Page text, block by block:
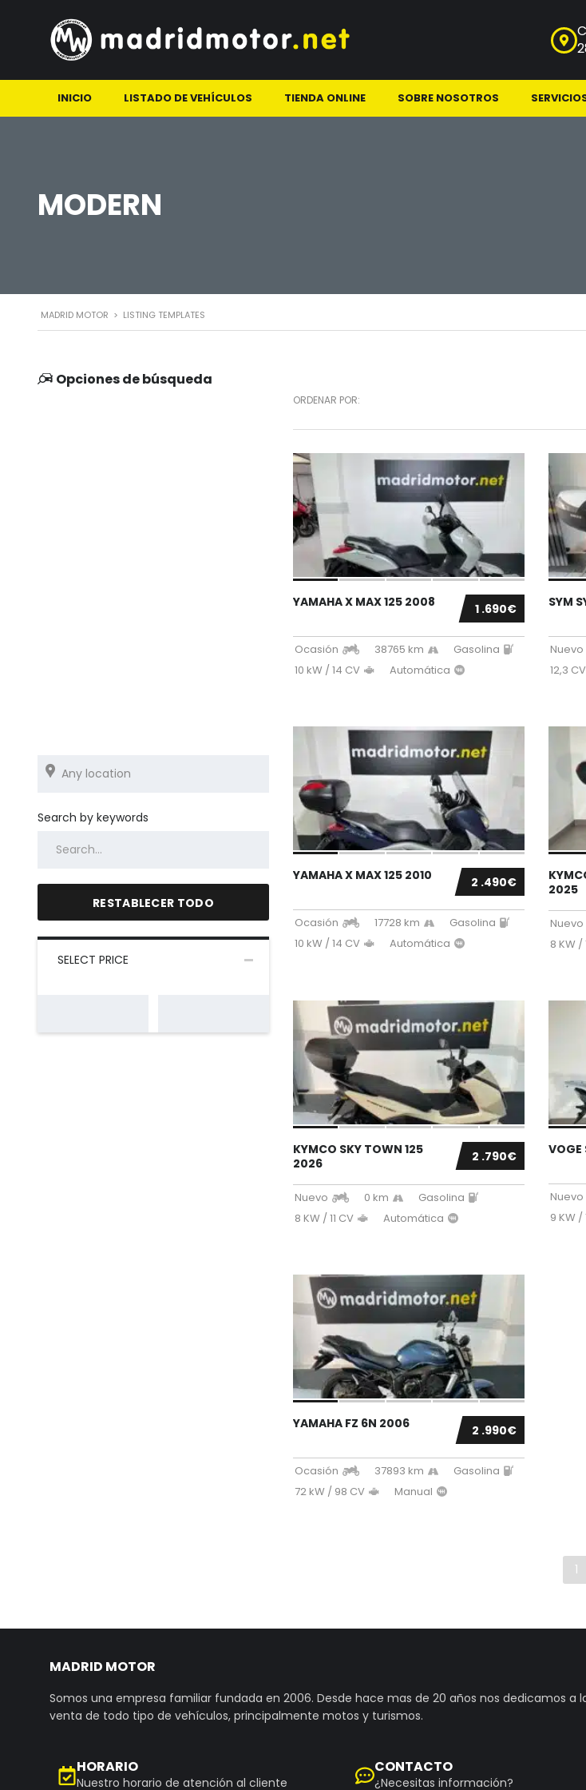
INICIO LISTADO DE VEHÍCULOS TIENDA ONLINE SOBRE NOSOTROS
MODERN
MADRID MOTOR > LISTING TEMPLATES
Opciones de búsqueda
Search by keywords
RESTABLECER TODO
SELECT PRICE
ORDENAR POR:
1 .690€
YAMAHA X MAX 125 2008
Ocasión 38765 km
Gasolina
10 kW / 14 CV
Automática
SYM
Nuevo
12,3 CV
2 .490€
YAMAHA X MAX 125 2010
Ocasión 17728 km
Gasolina
10 kW / 14 CV
Automática
2025
Nuevo
8 KW /
2 .790€
KYMCO SKY TOWN 125
2026
Nuevo 0 km
Gasolina
8 KW / 11 CV
Automática
VOGE
Nuevo
9 KW /
2 .990€
YAMAHA FZ 6N 2006
Ocasión 37893 km
Gasolina
72 kW / 98 CV
Manual
1
MADRID MOTOR
Somos una empresa familiar fundada en 2006. Desde hace mas de 20 años nos dedicamos a
venta de todo tipo de vehículos, principalmente motos y turismos.
HORARIO
Nuestro horario de atención al cliente
CONTACTO
¿Necesitas información?